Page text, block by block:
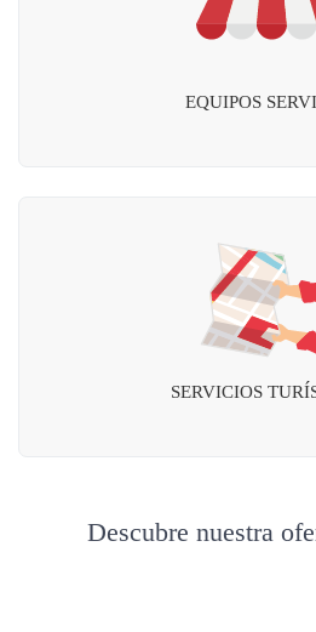
EQUIPOS
SERVICIOS
Descubre nuestra